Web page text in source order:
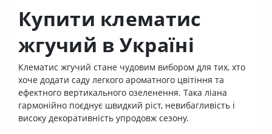
Купити клематис
жгучий в Україні
Клематис жгучий стане чудовим вибором для тих, хто
хоче додати саду легкого ароматного цвітіння та
ефектного вертикального озеленення. Така ліана
гармонійно поєднує швидкий ріст, невибагливість і
високу декоративність упродовж сезону.